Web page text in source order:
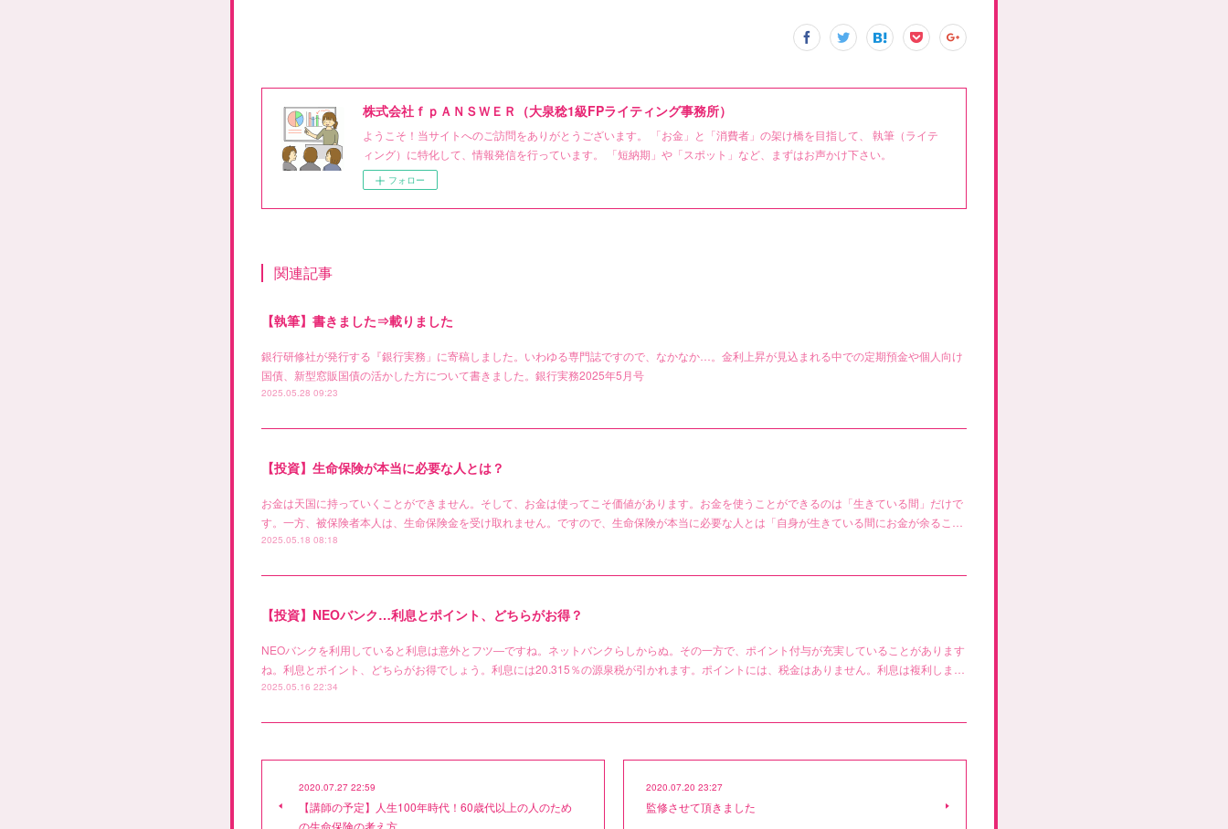
株式会社ｆｐＡＮＳＷＥＲ（大泉稔1級FPライティング事務所）
ようこそ！当サイトへのご訪問をありがとうございます。 「お金」と「消費者」の架け橋を目指して、 執筆（ライテ
ィング）に特化して、情報発信を行っています。 「短納期」や「スポット」など、まずはお声かけ下さい。
フォロー
関連記事
【執筆】書きました⇒載りました
銀行研修社が発行する『銀行実務」に寄稿しました。いわゆる専門誌ですので、なかなか…。金利上昇が見込まれる中での定期預金や個人向け
国債、新型窓販国債の活かした方について書きました。銀行実務2025年5月号
2025.05.28 09:23
【投資】生命保険が本当に必要な人とは？
お金は天国に持っていくことができません。そして、お金は使ってこそ価値があります。お金を使うことができるのは「生きている間」だけで
す。一方、被保険者本人は、生命保険金を受け取れません。ですので、生命保険が本当に必要な人とは「自身が生きている間にお金が余るこ…
2025.05.18 08:18
【投資】NEOバンク…利息とポイント、どちらがお得？
NEOバンクを利用していると利息は意外とフツ―ですね。ネットバンクらしからぬ。その一方で、ポイント付与が充実していることがあります
ね。利息とポイント、どちらがお得でしょう。利息には20.315％の源泉税が引かれます。ポイントには、税金はありません。利息は複利しま…
2025.05.16 22:34
2020.07.27 22:59
【講師の予定】人生100年時代！60歳代以上の人のため
の生命保険の考え方
2020.07.20 23:27
監修させて頂きました